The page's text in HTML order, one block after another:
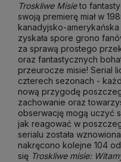
Troskliwe Misieto
swoją premierę miał w
kanadyjsko-
zyskała spore grono
za sprawą prostego
oraz fantastycznych
przeurocze misie! Serial
czterech sezonach -
nową przygodę
zachowanie oraz
obserwację mogą uczyć
jak reagować w
serialu została
nakręcono kolejne 104
się Troskliwe misie: